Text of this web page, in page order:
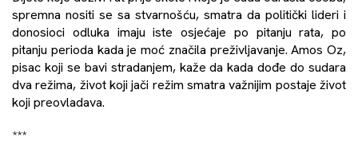
spremna nositi se sa stvarnošću, smatra da politički lideri i
donosioci odluka imaju iste osjećaje po pitanju rata, po
pitanju perioda kada je moć značila preživljavanje. Amos Oz,
pisac koji se bavi stradanjem, kaže da kada dođe do sudara
dva režima, život koji jači režim smatra važnijim postaje život
koji preovladava.
***